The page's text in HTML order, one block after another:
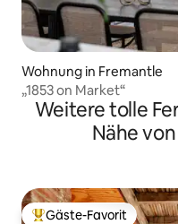
Wohnung in Fremantle
„1853 on Market“
Weitere tolle
Nähe
Gäste-Favorit